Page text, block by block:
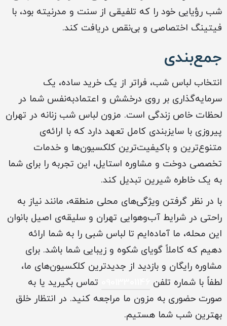
شب رؤیایی خود را که تلفیقی از سنت و مدرنیته بود، با
فیتینگ اختصاصی و بی‌نقص دریافت کند.
جمع‌بندی
انتخاب لباس شب، فراتر از یک خرید ساده، یک
سرمایه‌گذاری بر روی درخشش و اعتمادبه‌نفس شما در
لحظات خاص زندگی است. مزون لباس شب زنانه در تهران
پیروزی با سایزبندی کامل تعهد دارد که با ارائه‌ی
متنوع‌ترین و باکیفیت‌ترین کلکسیون‌ها و خدمات
تخصصی دوخت و مشاوره استایل، این تجربه را برای شما
به یک خاطره شیرین تبدیل کند.
با در نظر گرفتن ویژگی‌های محلی منطقه، مانند نیاز به
راحتی در شرایط آب‌وهوایی تهران و سلیقه‌ی اصیل بانوان
این محله، ما آماده‌ایم تا لباس شبی را به شما ارائه
دهیم که کاملاً گویای شکوه و زیبایی شما باشد. برای
مشاوره رایگان و بازدید از جدیدترین کلکسیون‌های ما،
لطفاً با شماره تلفن
تماس بگیرید یا به
صورت حضوری به مزون ما مراجعه کنید. در انتظار خلق
بهترین شب شما هستیم.